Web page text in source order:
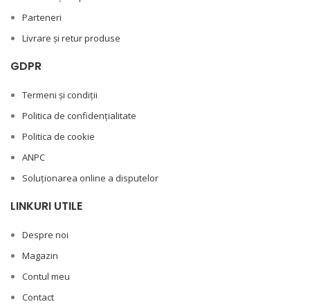
Parteneri
Livrare și retur produse
GDPR
Termeni și condiții
Politica de confidențialitate
Politica de cookie
ANPC
Soluționarea online a disputelor
LINKURI UTILE
Despre noi
Magazin
Contul meu
Contact